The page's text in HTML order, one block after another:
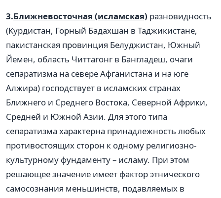
3.Ближневосточная (исламская) разновидность
(Курдистан, Горный Бадахшан в Таджикистане,
пакистанская провинция Белуджистан, Южный
Йемен, область Читтагонг в Бангладеш, очаги
сепаратизма на севере Афганистана и на юге
Алжира) господствует в исламских странах
Ближнего и Среднего Востока, Северной Африки,
Средней и Южной Азии. Для этого типа
сепаратизма характерна принадлежность любых
противостоящих сторон к одному религиозно-
культурному фундаменту – исламу. При этом
решающее значение имеет фактор этнического
самосознания меньшинств, подавляемых в